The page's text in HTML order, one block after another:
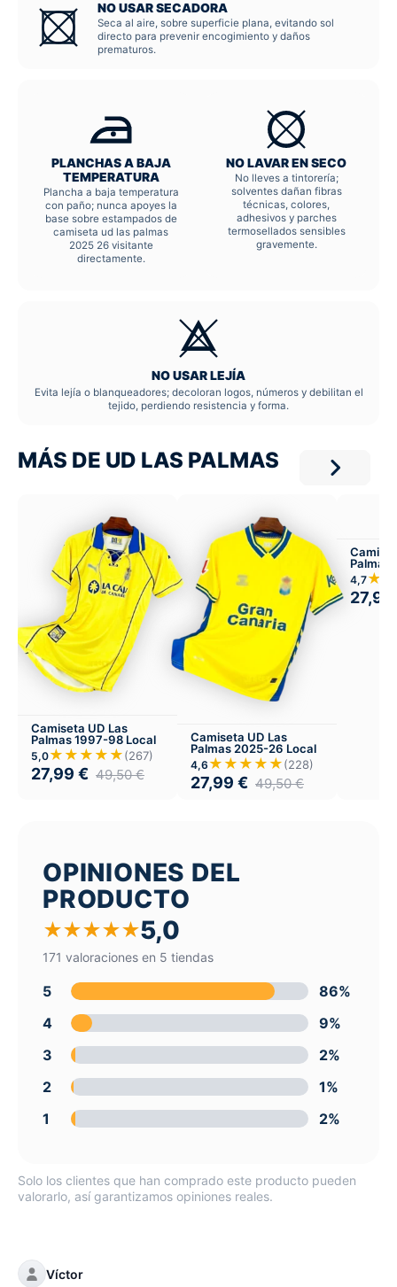
NO USAR SECADORA
Seca al aire, sobre superficie plana, evitando sol
directo para prevenir encogimiento y daños
prematuros.
PLANCHAS A BAJA
TEMPERATURA
Plancha a baja temperatura
con paño; nunca apoyes la
base sobre estampados de
camiseta ud las palmas
2025 26 visitante
directamente.
NO LAVAR EN SECO
No lleves a tintorería;
solventes dañan fibras
técnicas, colores,
adhesivos y parches
termosellados sensibles
gravemente.
NO USAR LEJÍA
Evita lejía o blanqueadores; decoloran logos, números y debilitan el
tejido, perdiendo resistencia y forma.
MÁS DE UD LAS PALMAS
Camiseta UD Las
Palmas 1997-98 Local
5,0★★★★★(267)
27,99 € 49,50€
Camiseta UD Las
Palmas 2025-26 Local
4,6 ★★★★★(228)
27,99 € 49,50€
Palmas
Versión
4,7
27,99
OPINIONES DEL
PRODUCTO
★★★★★5,0
171 valoraciones en 5 tiendas
5
86%
4
9%
3
2%
2
1%
1
2%
Solo los clientes que han comprado este producto pueden
valorarlo, así garantizamos opiniones reales.
Víctor